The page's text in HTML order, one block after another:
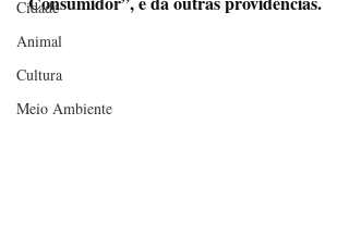
Cidade
Animal
Cultura
Meio Ambiente